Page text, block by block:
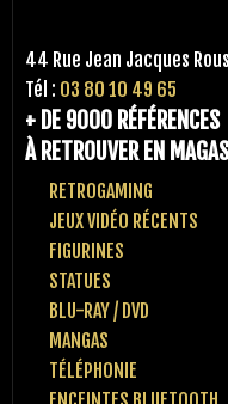
44 Rue Jean Jacques
Tél : 03 80 10 49 65
+ DE 9000 RÉFÉRENCES
À RETROUVER EN
RETROGAMING
JEUX VIDÉO RÉCENTS
FIGURINES
STATUES
BLU-RAY / DVD
MANGAS
TÉLÉPHONIE